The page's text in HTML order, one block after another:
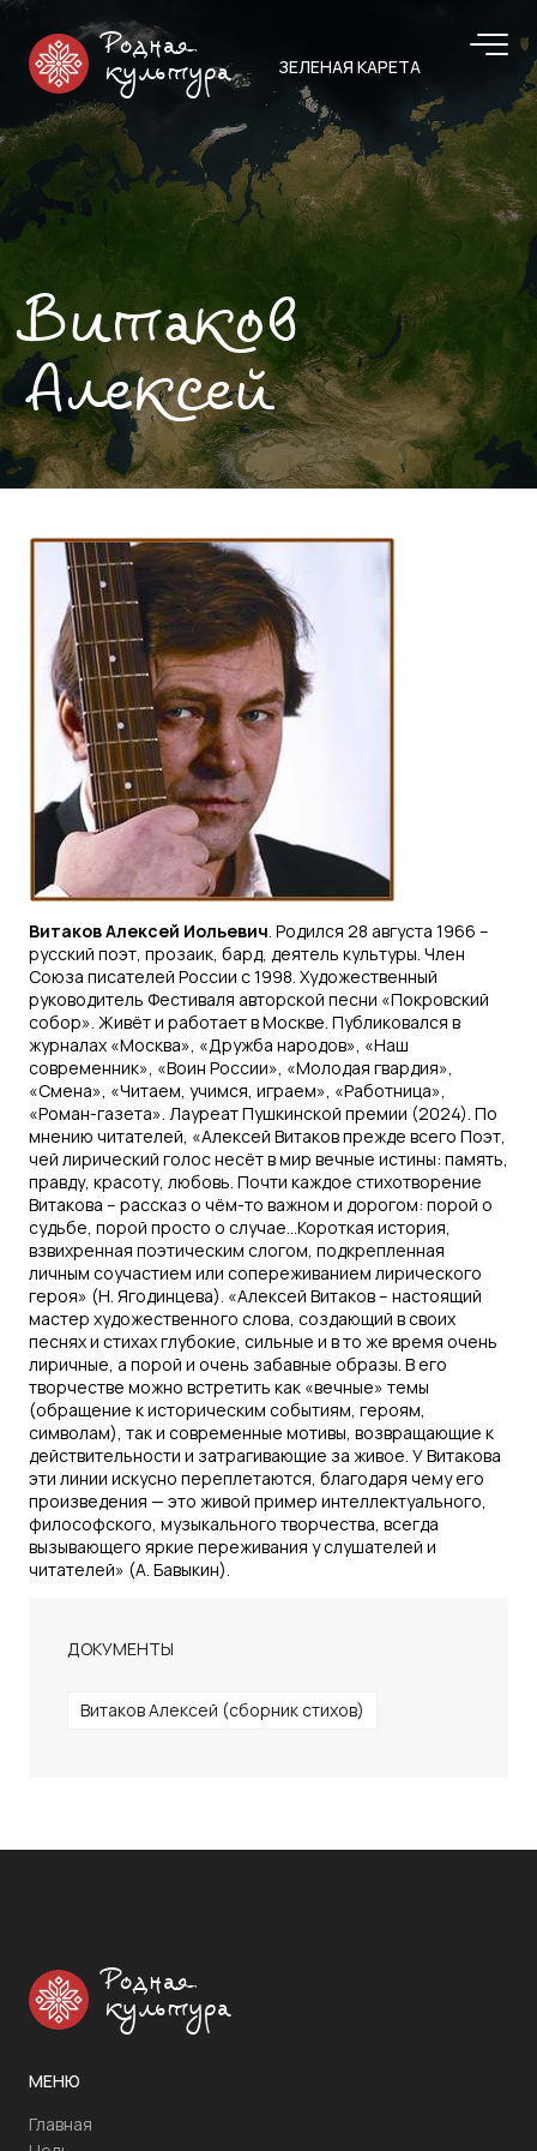
Родная
культура
ЗЕЛЕНАЯ КАРЕТА
Витаков
Алексей
Витаков Алексей Иольевич. Родился 28 августа 1966 –
русский поэт, прозаик, бард, деятель культуры. Член
Союза писателей России с 1998. Художественный
руководитель Фестиваля авторской песни «Покровский
собор». Живёт и работает в Москве. Публиковался в
журналах «Москва», «Дружба народов», «Наш
современник», «Воин России», «Молодая гвардия»,
«Смена», «Читаем, учимся, играем», «Работница»,
«Роман-газета». Лауреат Пушкинской премии (2024). По
мнению читателей, «Алексей Витаков прежде всего Поэт,
чей лирический голос несёт в мир вечные истины: память,
правду, красоту, любовь. Почти каждое стихотворение
Витакова – рассказ о чём-то важном и дорогом: порой о
судьбе, порой просто о случае…Короткая история,
взвихренная поэтическим слогом, подкрепленная
личным соучастием или сопереживанием лирического
героя» (Н. Ягодинцева). «Алексей Витаков – настоящий
мастер художественного слова, создающий в своих
песнях и стихах глубокие, сильные и в то же время очень
лиричные, а порой и очень забавные образы. В его
творчестве можно встретить как «вечные» темы
(обращение к историческим событиям, героям,
символам), так и современные мотивы, возвращающие к
действительности и затрагивающие за живое. У Витакова
эти линии искусно переплетаются, благодаря чему его
произведения — это живой пример интеллектуального,
философского, музыкального творчества, всегда
вызывающего яркие переживания у слушателей и
читателей» (А. Бавыкин).
ДОКУМЕНТЫ
Витаков Алексей (сборник стихов)
Родная
культура
МЕНЮ
Главная